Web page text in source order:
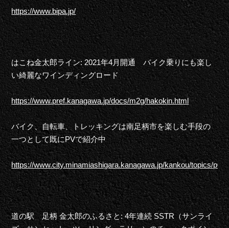
https://www.bipa.jp/
はこね金太郎ライン: 2021年4月開通 バイク乗りにも楽し
い綺麗なワインディングロード
https://www.pref.kanagawa.jp/docs/m2g/hakokin.html
バイク、自転車、トレッキングは南足柄市を楽しむ手段の
一つとして既にPVで紹介中
https://www.city.minamiashigara.kanagawa.jp/kankou/topics/
道の駅 足柄 金太郎のふるさと: 4年連続 SSTR（サンライ